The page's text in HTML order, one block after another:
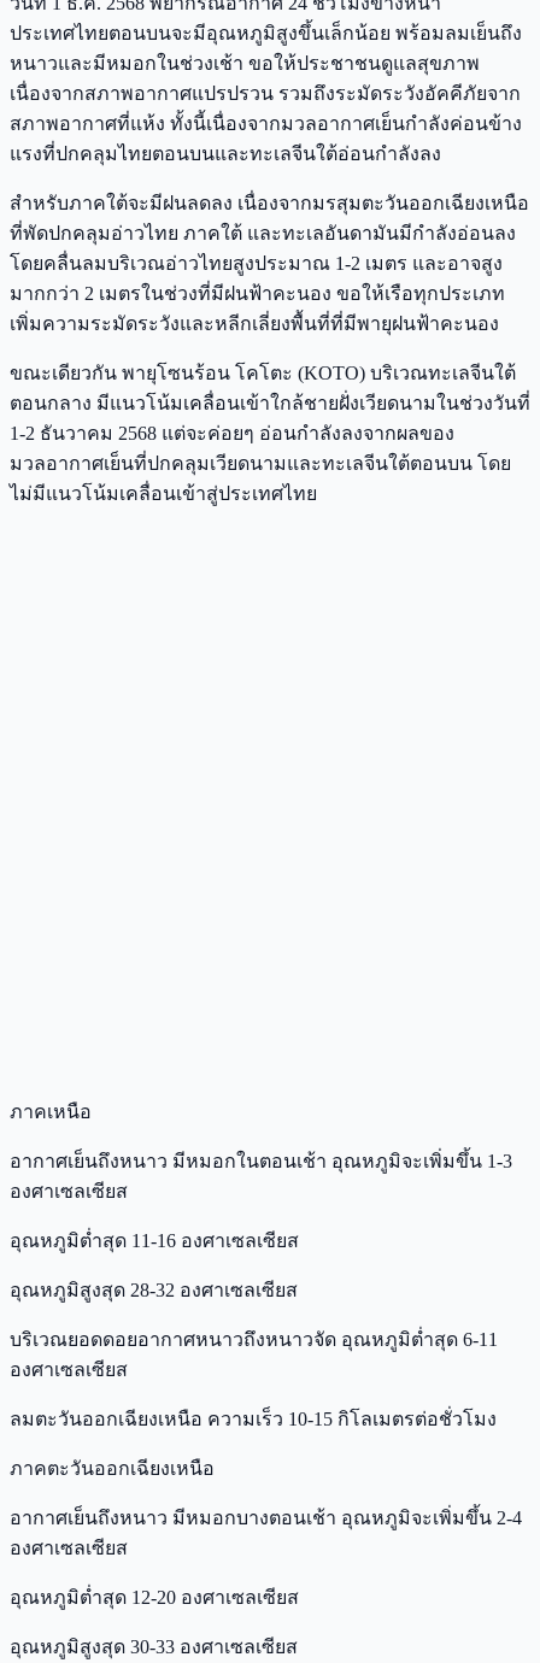
ประเทศไทยตอนบนจะมีอุณหภูมิสูงขึ้นเล็กน้อย พร้อมลมเย็นถึง
หนาวและมีหมอกในช่วงเช้า ขอให้ประชาชนดูแลสุขภาพ
เนื่องจากสภาพอากาศแปรปรวน รวมถึงระมัดระวังอัคคีภัยจาก
สภาพอากาศที่แห้ง ทั้งนี้เนื่องจากมวลอากาศเย็นกำลังค่อนข้าง
แรงที่ปกคลุมไทยตอนบนและทะเลจีนใต้อ่อนกำลังลง
สำหรับภาคใต้จะมีฝนลดลง เนื่องจากมรสุมตะวันออกเฉียงเหนือ
ที่พัดปกคลุมอ่าวไทย ภาคใต้ และทะเลอันดามันมีกำลังอ่อนลง
โดยคลื่นลมบริเวณอ่าวไทยสูงประมาณ 1-2 เมตร และอาจสูง
มากกว่า 2 เมตรในช่วงที่มีฝนฟ้าคะนอง ขอให้เรือทุกประเภท
เพิ่มความระมัดระวังและหลีกเลี่ยงพื้นที่ที่มีพายุฝนฟ้าคะนอง
ขณะเดียวกัน พายุโซนร้อน โคโตะ (KOTO) บริเวณทะเลจีนใต้
ตอนกลาง มีแนวโน้มเคลื่อนเข้าใกล้ชายฝั่งเวียดนามในช่วงวันที่
1-2 ธันวาคม 2568 แต่จะค่อยๆ อ่อนกำลังลงจากผลของ
มวลอากาศเย็นที่ปกคลุมเวียดนามและทะเลจีนใต้ตอนบน โดย
ไม่มีแนวโน้มเคลื่อนเข้าสู่ประเทศไทย
ภาคเหนือ
อากาศเย็นถึงหนาว มีหมอกในตอนเช้า อุณหภูมิจะเพิ่มขึ้น 1-3
องศาเซลเซียส
อุณหภูมิต่ำสุด 11-16 องศาเซลเซียส
อุณหภูมิสูงสุด 28-32 องศาเซลเซียส
บริเวณยอดดอยอากาศหนาวถึงหนาวจัด อุณหภูมิต่ำสุด 6-11
องศาเซลเซียส
ลมตะวันออกเฉียงเหนือ ความเร็ว 10-15 กิโลเมตรต่อชั่วโมง
ภาคตะวันออกเฉียงเหนือ
อากาศเย็นถึงหนาว มีหมอกบางตอนเช้า อุณหภูมิจะเพิ่มขึ้น 2-4
องศาเซลเซียส
อุณหภูมิต่ำสุด 12-20 องศาเซลเซียส
อุณหภูมิสูงสุด 30-33 องศาเซลเซียส